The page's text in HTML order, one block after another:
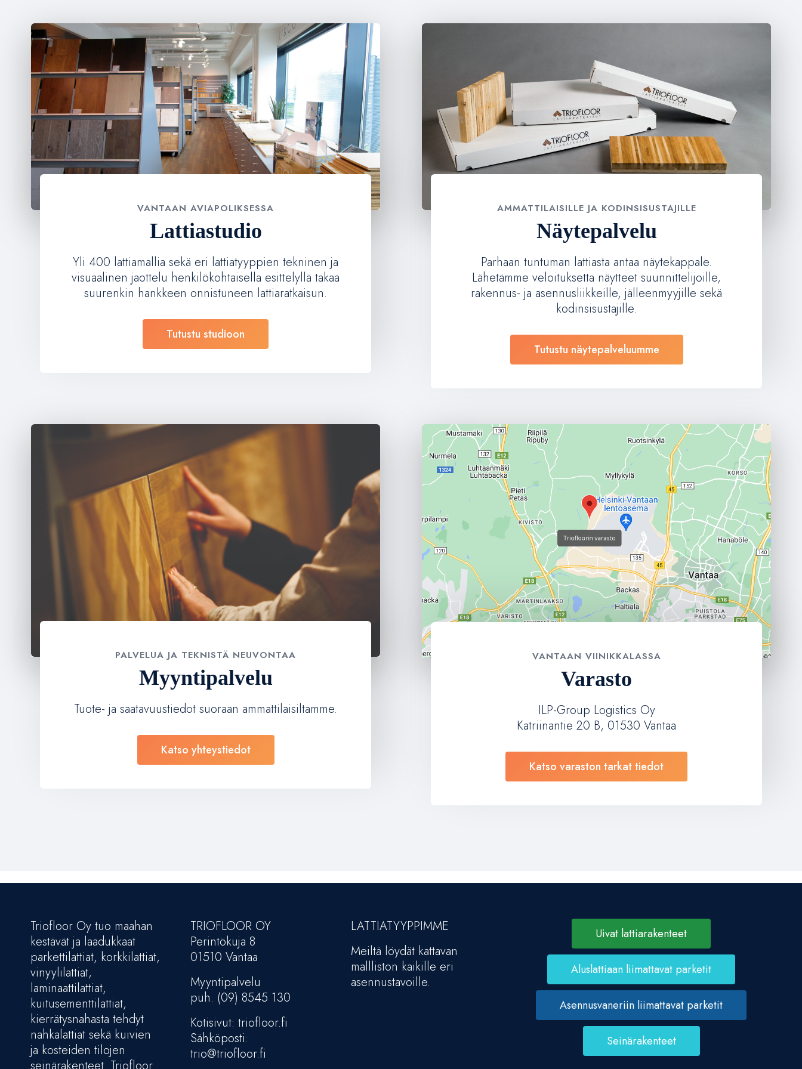
VANTAAN AVIAPOLIKSESSA
Lattiastudio
Yli 400 lattiamallia sekä eri lattiatyyppien tekninen ja
visuaalinen jaottelu henkilökohtaisella esittelyllä takaa
suurenkin hankkeen onnistuneen lattiaratkaisun.
Tutustu studioon
AMMATTILAISILLE JA KODINSISUSTAJILLE
Näytepalvelu
Parhaan tuntuman lattiasta antaa näytekappale.
Lähetämme veloituksetta näytteet suunnittelijoille,
rakennus- ja asennusliikkeille, jälleenmyyjille sekä
kodinsisustajille.
Tutustu näytepalveluumme
PALVELUA JA TEKNISTÄ NEUVONTAA
Myyntipalvelu
Tuote- ja saatavuustiedot suoraan ammattilaisiltamme.
Katso yhteystiedot
VANTAAN VIINIKKALASSA
Varasto
ILP-Group Logistics Oy
Katriinantie 20 B, 01530 Vantaa
Katso varaston tarkat tiedot
Triofloor Oy tuo maahan
kestävät ja laadukkaat
parkettilattiat, korkkilattiat,
vinyylilattiat,
laminaattilattiat,
kuitusementtilattiat,
kierrätysnahasta tehdyt
nahkalattiat sekä kuivien
ja kosteiden tilojen
TRIOFLOOR OY
Perintökuja 8
01510 Vantaa
Myyntipalvelu
puh. (09) 8545 130
Kotisivut: triofloor.fi
Sähköposti:
trio@triofloor.fi
LATTIATYYPPIMME
Meiltä löydät kattavan
mallliston kaikille eri
asennustavoille.
Uivat lattiarakenteet
Aluslattiaan liimattavat parketit
Asennusvaneriin liimattavat parketit
Seinärakenteet